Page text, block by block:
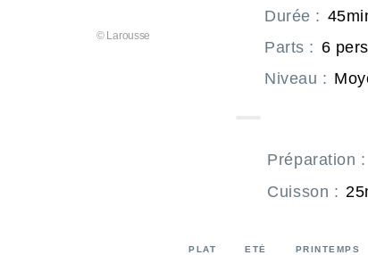
© Larousse
Durée :
Parts : 6
Niveau :
Préparation :
Cuisson :
PLAT ETÉ PRINTEMPS